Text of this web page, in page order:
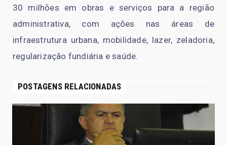
30 milhões em obras e serviços para a região
administrativa, com ações nas áreas de
infraestrutura urbana, mobilidade, lazer, zeladoria,
regularização fundiária e saúde.
POSTAGENS RELACIONADAS